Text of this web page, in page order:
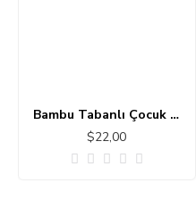
Bambu Tabanlı Çocuk Halısı MC101
$22,00